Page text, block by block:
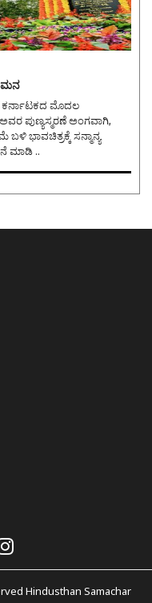
ಪುಣ್ಯಸ್ಮರಣೆ ಅಂಗವಾಗಿ,
ಭಾವಚಿತ್ರಕ್ಕೆ ಸನ್ಮಾನ್ಯ
ಮಾಡಿ ..
Hindusthan Samachar